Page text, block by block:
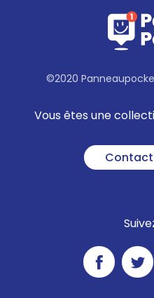
©2020
Vous êtes une